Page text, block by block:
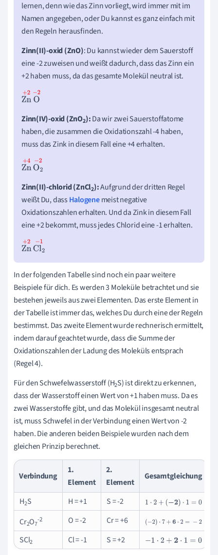
lernen, denn wie das Zinn vorliegt, wird immer mit im
Namen angegeben, oder Du kannst es ganz einfach mit
den Regeln herausfinden.
Zinn(II)-oxid (ZnO): Du kannst wieder dem Sauerstoff
eine -2 zuweisen und weißt dadurch, dass das Zinn ein
+2 haben muss, da das gesamte Molekül neutral ist.
Zn+2
O-
Zinn(IV)-oxid (ZnO2):Da wir zwei Sauerstoffatome
haben, die zusammen die Oxidationszahl -4 haben,
muss das Zink in diesem Fall eine +4 erhalten.
Zn+4O
2-2
Zinn(II)-chlorid (ZnCl2):Aufgrund der dritten Regel
weißt Du, dass Halogenemeist negative
Oxidationszahlen erhalten. Und da Zink in diesem Fall
eine +2 bekommt, muss jedes Chlorid eine -1 erhalten.
Zn+2Cl
2-1
In der folgenden Tabelle sind noch ein paar weitere
Beispiele für dich. Es werden 3 Moleküle betrachtet und sie
bestehen jeweils aus zwei Elementen. Das erste Element in
der Tabelle ist immer das, welches Du durch eine der Regeln
bestimmst. Das zweite Element wurde rechnerisch ermittelt,
indem darauf geachtet wurde, dass die Summe der
Oxidationszahlen der Ladung des Moleküls entsprach
(Regel 4).
Für den Schwefelwasserstoff (H2S) ist direkt zu erkennen,
dass der Wasserstoff einen Wert von +1 haben muss. Da es
zwei Wasserstoffe gibt, und das Molekül insgesamt neutral
ist, muss Schwefel in der Verbindung einen Wert von -2
haben. Die anderen beiden Beispiele wurden nach dem
gleichen Prinzip berechnet.
Verbindung
1.
Element
2.
Element
Gesamtgleichung
H2S H = +1 S = -2 1 ·2+(-2)·1=0
Cr2O7
-2 O = -2 Cr = +6 (-2)·7+6·2=-2
SCl2 Cl = -1 S = +2 -1·2 + 2 1= 0